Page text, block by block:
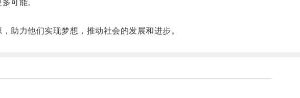
可能。
力他们实现梦想，推动社会的发展和进步。